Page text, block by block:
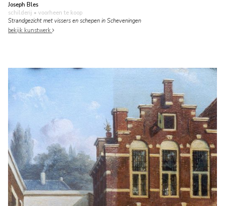
Joseph Bles
schilderij • voorheen te koop
Strandgezicht met vissers en schepen in Scheveningen
bekijk kunstwerk